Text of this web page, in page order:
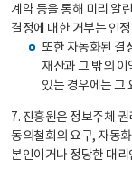
계약 등을 통해 미리 알
결정에 대한 거부는 인
또한 자동화된 결
재산과 그 밖의
있는 경우에는 그
7. 진흥원은 정보주체
동의철회의 요구, 자동
본인이거나 정당한 대